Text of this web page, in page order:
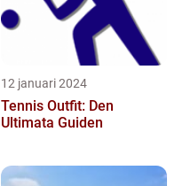
12 januari 2024
Tennis Outfit: Den
Ultimata Guiden